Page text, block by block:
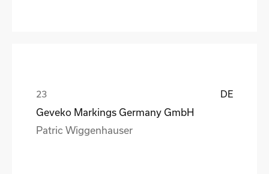
DE
Geveko Markings Germany GmbH
Patric Wiggenhauser